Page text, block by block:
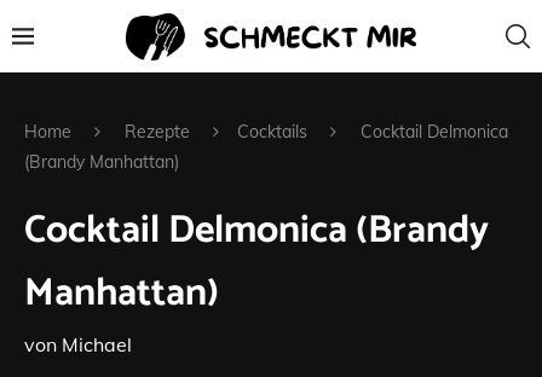
Home Rezepte Cocktails
Cocktail Delmonica
(Brandy Manhattan)
Cocktail Delmonica (Brandy
Manhattan)
von Michael